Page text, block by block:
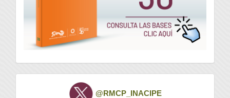
Twitter @RMCP_INACIPE